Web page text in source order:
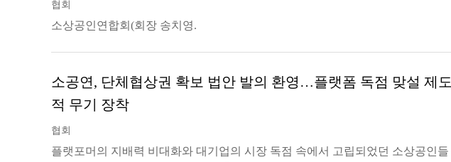
협회
소상공인연합회(회장 송치영.
소공연, 단체협상권 확보 법안 발의 환영…플랫폼 독점 맞설 제도
적 무기 장착
협회
플랫포머의 지배력 비대화와 대기업의 시장 독점 속에서 고립되었던 소상공인들